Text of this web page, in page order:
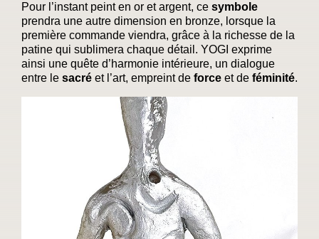
Pour l’instant peint en or et argent, ce symbole
prendra une autre dimension en bronze, lorsque la
première commande viendra, grâce à la richesse de la
patine qui sublimera chaque détail. YOGI exprime
ainsi une quête d’harmonie intérieure, un dialogue
entre le sacré et l’art, empreint de force et de féminité.